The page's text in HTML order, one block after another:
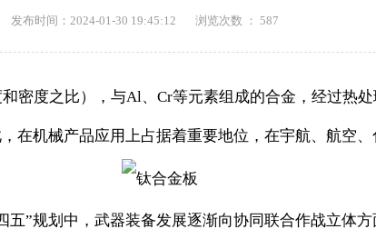
发布时间：2024-01-30 19:45:12 浏览次数 ： 587
密度之比），与Al、Cr等元素组成的合金，经过热
在机械产品应用上占据着重要地位，在宇航、航空
”规划中，武器装备发展逐渐向协同联合作战立体